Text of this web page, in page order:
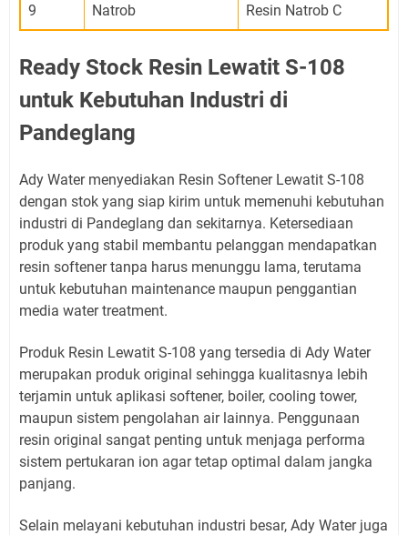
9 Natrob Resin Natrob C
Ready Stock Resin Lewatit S-108
untuk Kebutuhan Industri di
Pandeglang
Ady Water menyediakan Resin Softener Lewatit S-108
dengan stok yang siap kirim untuk memenuhi kebutuhan
industri di Pandeglang dan sekitarnya. Ketersediaan
produk yang stabil membantu pelanggan mendapatkan
resin softener tanpa harus menunggu lama, terutama
untuk kebutuhan maintenance maupun penggantian
media water treatment.
Produk Resin Lewatit S-108 yang tersedia di Ady Water
merupakan produk original sehingga kualitasnya lebih
terjamin untuk aplikasi softener, boiler, cooling tower,
maupun sistem pengolahan air lainnya. Penggunaan
resin original sangat penting untuk menjaga performa
sistem pertukaran ion agar tetap optimal dalam jangka
panjang.
Selain melayani kebutuhan industri besar, Ady Water juga